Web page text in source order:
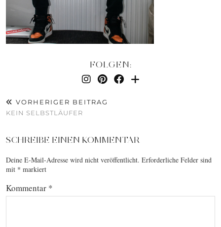
FOLGEN:
VORHERIGER BEITRAG
KEIN SELBSTLÄUFER
SCHREIBE EINEN KOMMENTAR
Deine E-Mail-Adresse wird nicht veröffentlicht. Erforderliche Felder sind
mit * markiert
Kommentar *